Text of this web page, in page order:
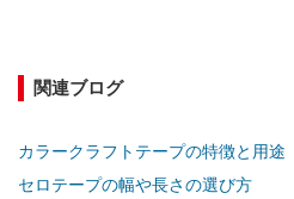
関連ブログ
カラークラフトテープの特徴と用途
セロテープの幅や長さの選び方